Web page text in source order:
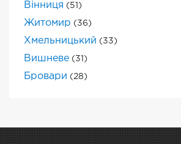
Вінниця (51)
Житомир (36)
Хмельницький (33)
Вишневе (31)
Бровари (28)